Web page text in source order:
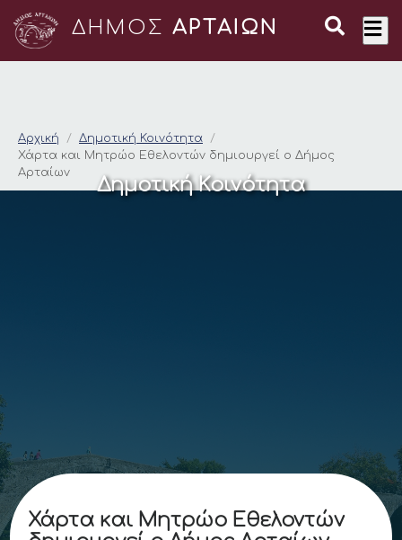
ΔΗΜΟΣ ΑΡΤΑΙΩΝ
Χάρτα και Μητρώο
Αρχική
Δημοτική Κοινότητα
Χάρτα και Μητρώο Εθελοντών δημιουργεί ο Δήμος
Αρταίων
Δημοτική Κοινότητα
Χάρτα και Μητρώο Εθελοντών